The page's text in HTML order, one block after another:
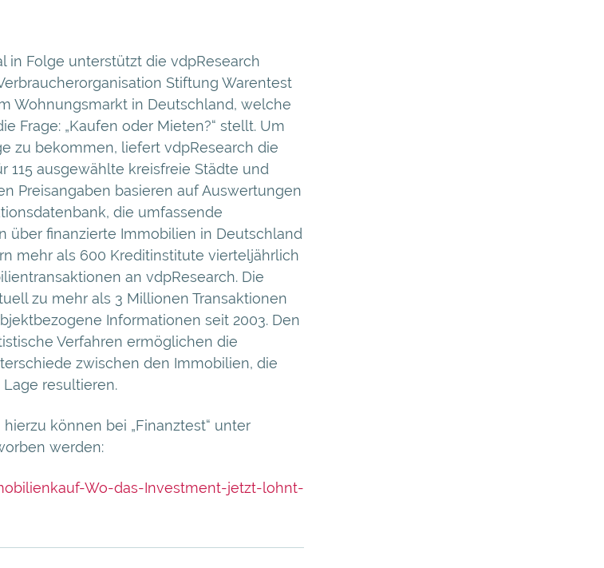
in Folge unterstützt die vdpResearch
Stiftung Warentest
Wohnungsmarkt in Deutschland, welche
Frage: „Kaufen oder Mieten?“ stellt. Um
zu bekommen, liefert vdpResearch die
115 ausgewählte kreisfreie Städte und
Preisangaben basieren auf Auswertungen
die umfassende
über finanzierte Immobilien in Deutschland
mehr als 600 Kreditinstitute vierteljährlich
an vdpResearch. Die
zu mehr als 3 Millionen Transaktionen
Informationen seit 2003. Den
Verfahren ermöglichen die
zwischen den Immobilien, die
Lage resultieren.
können bei „Finanztest“ unter
werden:
Wo-das-Investment-jetzt-lohnt-